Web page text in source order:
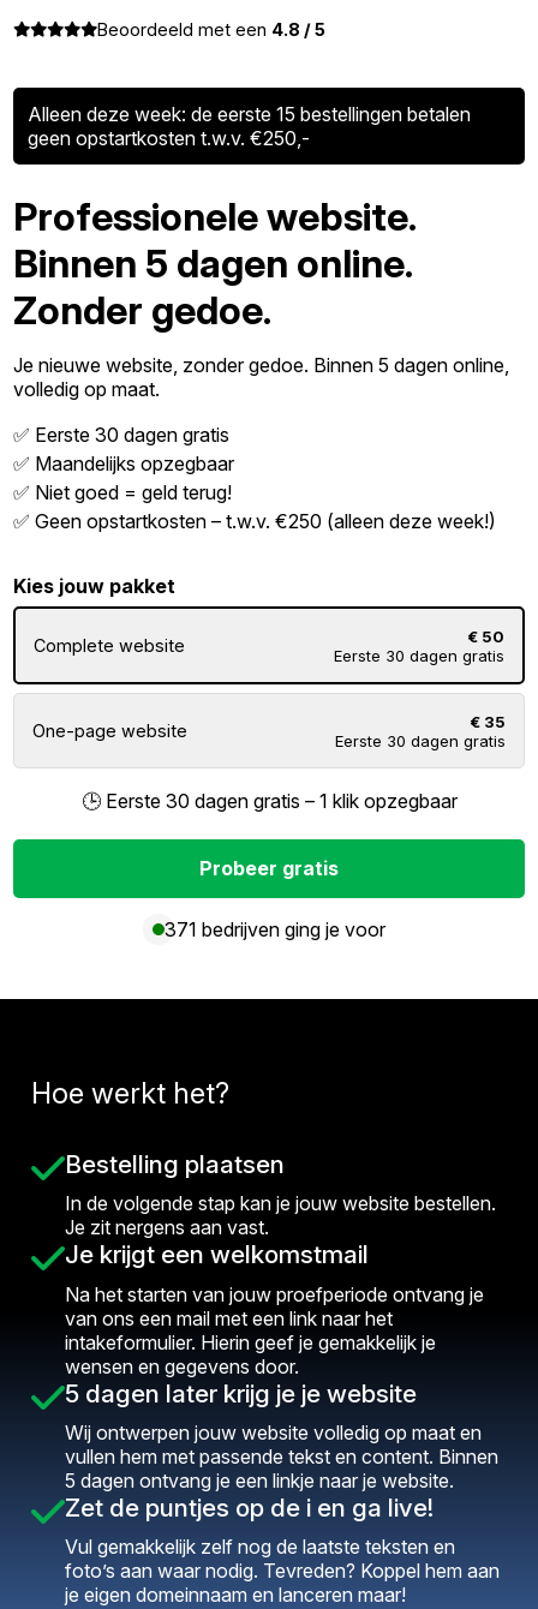
Beoordeeld met een 4.8 / 5
Alleen deze week: de eerste 15 bestellingen betalen
geen opstartkosten t.w.v. €250,-
Professionele website.
Binnen 5 dagen online.
Zonder gedoe.
Je nieuwe website, zonder gedoe. Binnen 5 dagen online,
volledig op maat.
✅ Eerste 30 dagen gratis
✅ Maandelijks opzegbaar
✅ Niet goed = geld terug!
✅ Geen opstartkosten – t.w.v. €250 (alleen deze week!)
Kies jouw pakket
Complete website
€ 50
Eerste 30 dagen gratis
One-page website
€ 35
Eerste 30 dagen gratis
🕒 Eerste 30 dagen gratis – 1 klik opzegbaar
Probeer gratis
371 bedrijven ging je voor
Hoe werkt het?
Bestelling plaatsen
In de volgende stap kan je jouw website bestellen.
Je zit nergens aan vast.
Je krijgt een welkomstmail
Na het starten van jouw proefperiode ontvang je
van ons een mail met een link naar het
intakeformulier. Hierin geef je gemakkelijk je
wensen en gegevens door.
5 dagen later krijg je je website
Wij ontwerpen jouw website volledig op maat en
vullen hem met passende tekst en content. Binnen
5 dagen ontvang je een linkje naar je website.
Zet de puntjes op de i en ga live!
Vul gemakkelijk zelf nog de laatste teksten en
foto’s aan waar nodig. Tevreden? Koppel hem aan
je eigen domeinnaam en lanceren maar!